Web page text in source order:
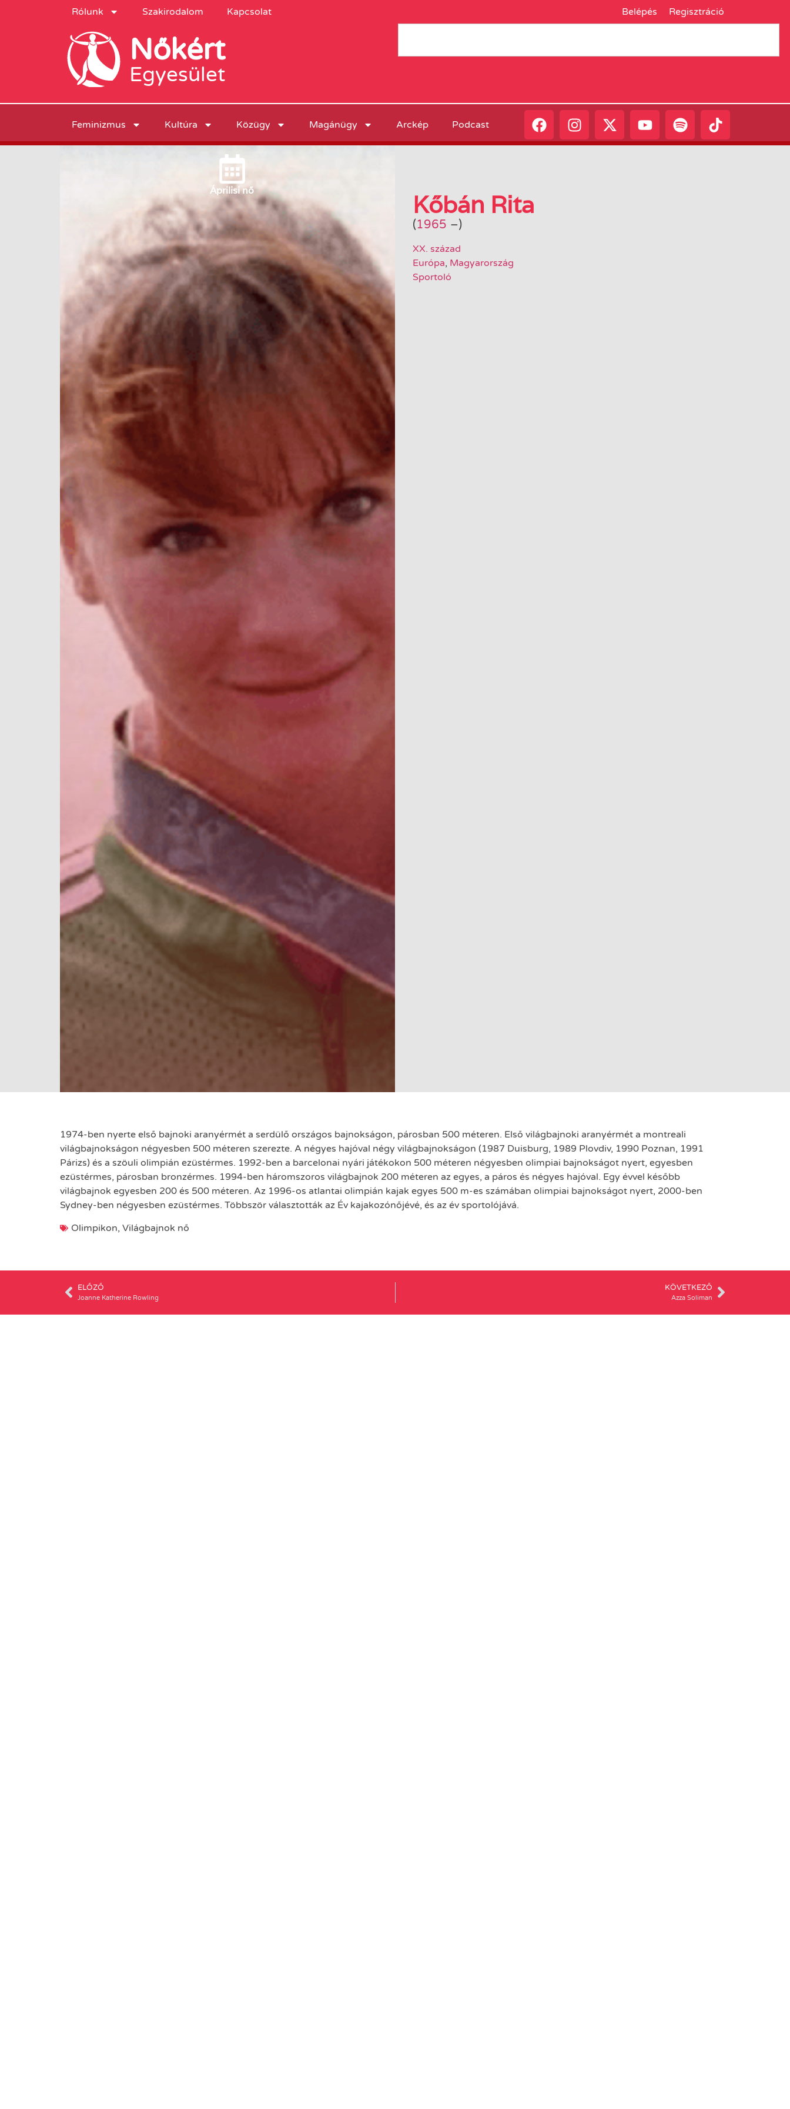
Rólunk Szakirodalom Kapcsolat Belépés Regisztráció
Nőkért
Egyesület
Feminizmus Kultúra Közügy Magánügy Arckép Podcast
Áprilisi nő Kőbán Rita
(1965 –)
XX. század
Európa, Magyarország
Sportoló
1974-ben nyerte első bajnoki aranyérmét a serdülő országos bajnokságon, párosban 500 méteren. Első világbajnoki aranyérmét a montreali
világbajnokságon négyesben 500 méteren szerezte. A négyes hajóval négy világbajnokságon (1987 Duisburg, 1989 Plovdiv, 1990 Poznan, 1991
Párizs) és a szöuli olimpián ezüstérmes. 1992-ben a barcelonai nyári játékokon 500 méteren négyesben olimpiai bajnokságot nyert, egyesben
ezüstérmes, párosban bronzérmes. 1994-ben háromszoros világbajnok 200 méteren az egyes, a páros és négyes hajóval. Egy évvel később
világbajnok egyesben 200 és 500 méteren. Az 1996-os atlantai olimpián kajak egyes 500 m-es számában olimpiai bajnokságot nyert, 2000-ben
Sydney-ben négyesben ezüstérmes. Többször választották az Év kajakozónőjévé, és az év sportolójává.
Olimpikon, Világbajnok nő
ELŐZŐ
Joanne Katherine Rowling
KÖVETKEZŐ
Azza Soliman